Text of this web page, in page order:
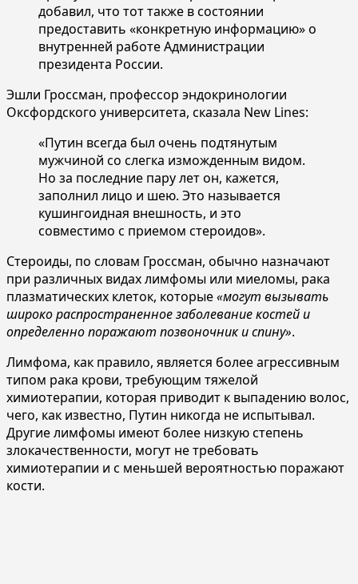
добавил, что тот также в состоянии
предоставить «конкретную информацию» о
внутренней работе Администрации
президента России.
Эшли Гроссман, профессор эндокринологии
Оксфордского университета, сказала New Lines:
«Путин всегда был очень подтянутым
мужчиной со слегка изможденным видом.
Но за последние пару лет он, кажется,
заполнил лицо и шею. Это называется
кушингоидная внешность, и это
совместимо с приемом стероидов».
Стероиды, по словам Гроссман, обычно назначают
при различных видах лимфомы или миеломы, рака
плазматических клеток, которые«могут вызывать
широко распространенное заболевание костей и
определенно поражают позвоночник и спину».
Лимфома, как правило, является более агрессивным
типом рака крови, требующим тяжелой
химиотерапии, которая приводит к выпадению волос,
чего, как известно, Путин никогда не испытывал.
Другие лимфомы имеют более низкую степень
злокачественности, могут не требовать
химиотерапии и с меньшей вероятностью поражают
кости.